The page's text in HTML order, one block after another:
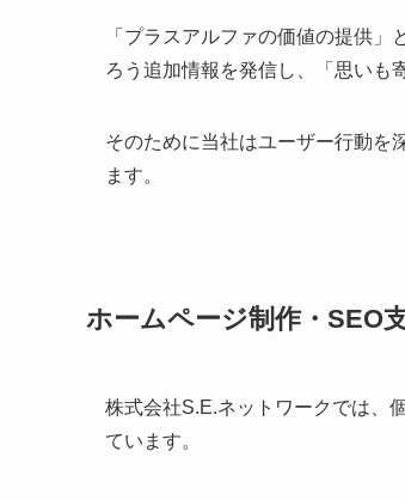
「プラスアルファの価値の提供
ろう追加情報を発信し、「思いも
そのために当社はユーザー行動を
ます。
ホームページ制作・SEO
株式会社S.E.ネットワークでは、
ています。